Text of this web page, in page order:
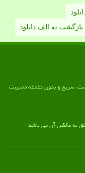
بازگشت به الف دانلود
سریع و بدون دغدغه مدیریت